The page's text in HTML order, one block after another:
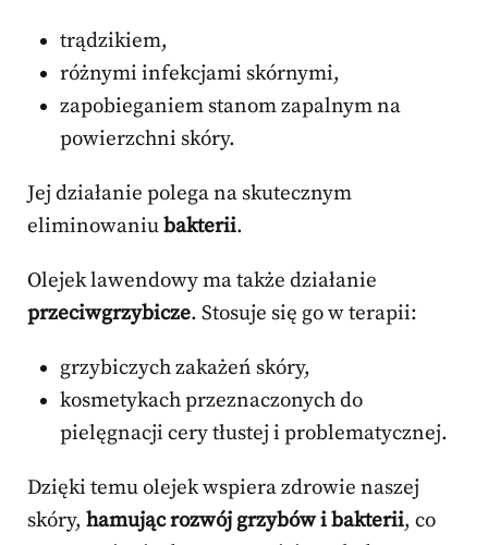
trądzikiem,
różnymi infekcjami skórnymi,
zapobieganiem stanom zapalnym na
powierzchni skóry.
Jej działanie polega na skutecznym
eliminowaniubakterii.
Olejek lawendowy ma także działanie
przeciwgrzybicze. Stosuje się go w terapii:
grzybiczych zakażeń skóry,
kosmetykach przeznaczonych do
pielęgnacji cery tłustej i problematycznej.
Dzięki temu olejek wspiera zdrowie naszej
skóry, hamując rozwój grzybów i bakterii, co